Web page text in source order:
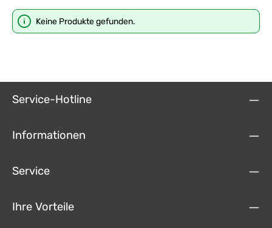
Keine Produkte gefunden.
Service-Hotline
Informationen
Service
Ihre Vorteile